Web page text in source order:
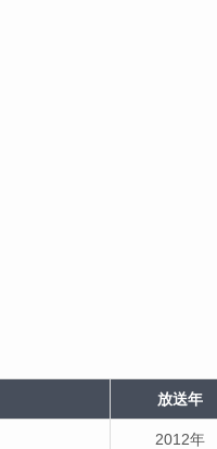
放送年
2012年